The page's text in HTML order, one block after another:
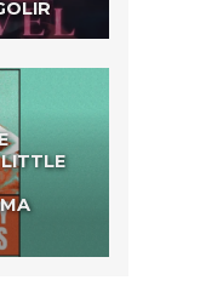
LITTLE